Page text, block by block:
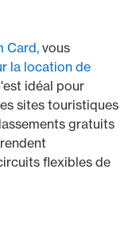
Card, vous
la location de
idéal pour
sites touristiques
gratuits
flexibles de